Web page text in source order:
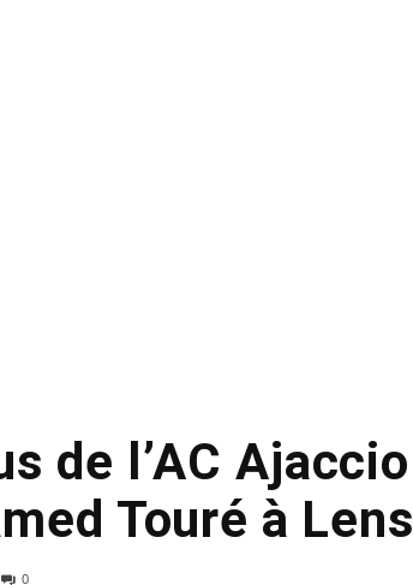
de l’AC Ajaccio
Touré à Lens
0